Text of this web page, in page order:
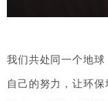
我们共处同一个地
自己的努力，让环